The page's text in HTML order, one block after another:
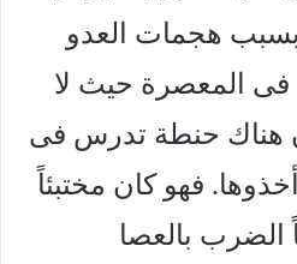
هجمات العدو
فى المعصرة حيث لا
هناك حنطة تدرس فى
فهو كان مختبئاً
الضرب بالعصا